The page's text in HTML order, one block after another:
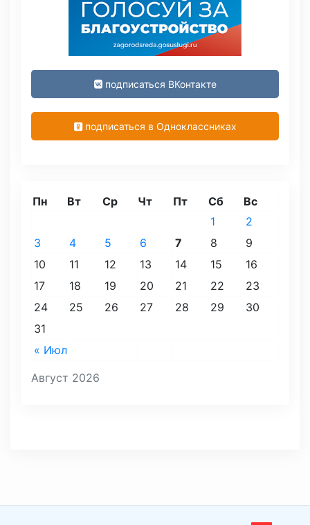
подписаться ВКонтакте
подписаться в Одноклассниках
Август 2026
Пн Вт Ср Чт Пт Сб Вс
« Июл
1
2
3
4 5 6 7 8
9
10
11 12 13 14 15
16
17
18 19 20 21 22
23
24
25 26 27 28 29
30
31